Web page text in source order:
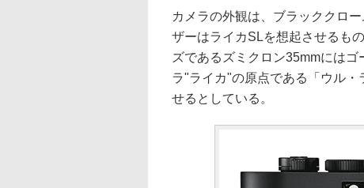
カメラの外観は、ブラッククロ
ザーはライカSLを想起させるも
ズであるズミクロン35mmには
ラ"ライカ"の原点である「ウル
せるとしている。